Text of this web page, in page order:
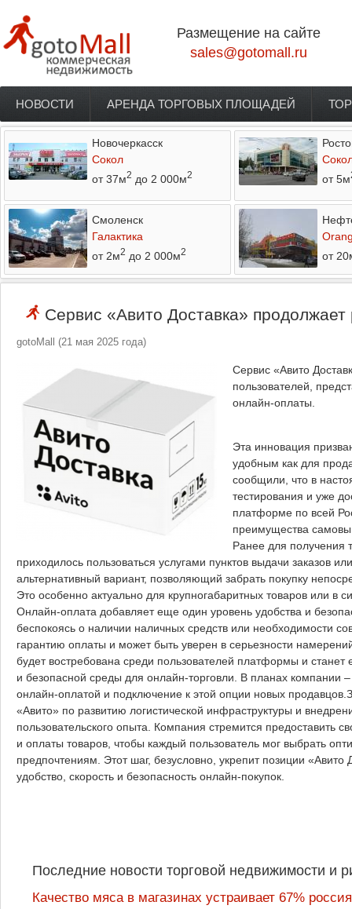
Размещение на сайте
sales@gotomall.ru
Главное меню
НОВОСТИ АРЕНДА ТОРГОВЫХ ПЛОЩАДЕЙ
Новочеркасск
Сокол
от 37м2 до 2 000м2
от 5м
Смоленск
Галактика
от 2м2 до 2 000м2
от
Сервис «Авито Доставка»
gotoMall (21 мая 2025 года)
Сервис «Авито
пользователей,
онлайн-оплаты.
Эта инновация
удобным как для
сообщили, что в
тестирования и уже
платформе по всей
преимущества
Ранее для получения
приходилось пользоваться услугами пунктов выдачи заказов
альтернативный вариант, позволяющий забрать покупку
Это особенно актуально для крупногабаритных товаров или в
Онлайн-оплата добавляет еще один уровень удобства и
беспокоясь о наличии наличных средств или необходимости
гарантию оплаты и может быть уверен в серьезности
будет востребована среди пользователей платформы и
и безопасной среды для онлайн-торговли. В планах компании
онлайн-оплатой и подключение к этой опции новых
«Авито» по развитию логистической инфраструктуры и
пользовательского опыта. Компания стремится
и оплаты товаров, чтобы каждый пользователь мог выбрать
предпочтениям. Этот шаг, безусловно, укрепит позиции
удобство, скорость и безопасность онлайн-покупок.
Последние новости торговой недвижимости и
Качество мяса в магазинах устраивает 67%